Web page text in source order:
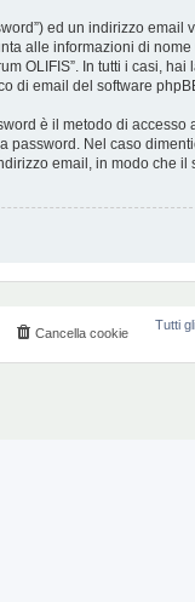
ed un indirizzo email
alle informazioni di
OLIFIS”. In tutti i casi, hai
di email del software
è il metodo di accesso
password. Nel caso
email, in modo che il
Tutti
Cancella cookie